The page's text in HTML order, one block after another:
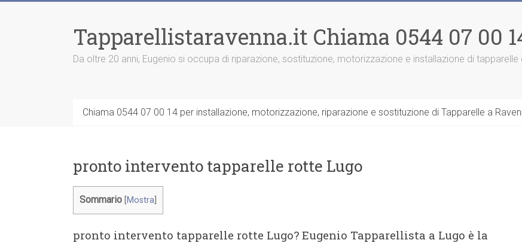
Tapparellistaravenna.it Chiama 0544 07 00
Da oltre 20 anni, Eugenio si occupa di riparazione, sostituzione, motorizzazione e installazione di
Chiama 0544 07 00 14 per installazione, motorizzazione, riparazione e sostituzione di Tapparelle a
pronto intervento tapparelle rotte Lugo
Sommario Mostra
pronto intervento tapparelle rotte Lugo? Eugenio Tapparellista a Lugo è la